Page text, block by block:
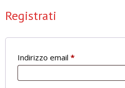
Registrati
Indirizzo email *Richiesto